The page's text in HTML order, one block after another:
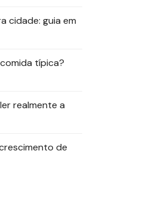
cidade: guia em
típica?
realmente a
de